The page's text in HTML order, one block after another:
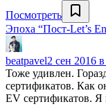
Посмотреть
Эпоха “Пост-Let’s
beatpavel2 сен 2016
Тоже удивлен.
сертификатов. Как
EV сертификатов. Я